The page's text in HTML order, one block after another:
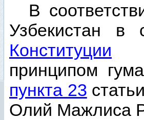
В
Узбекистан в
Конституции
принципом
пункта 23
Олий Мажлиса